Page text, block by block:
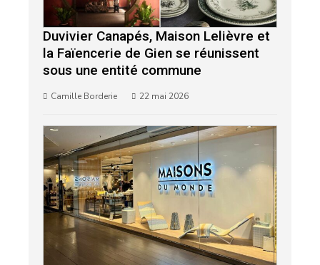
Duvivier Canapés, Maison Lelièvre et
la Faïencerie de Gien se réunissent
sous une entité commune
Camille Borderie 22 mai 2026